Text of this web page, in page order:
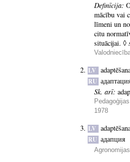
Definīcija:
mācību vai
līmeni un
citu
situācijai. ◊
LV
RU
Sk. arī:
1978
LV
RU адапция